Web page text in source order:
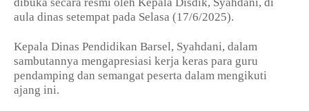
aula dinas setempat pada Selasa (17/6/2025).
Kepala Dinas Pendidikan Barsel, Syahdani, dalam
sambutannya mengapresiasi kerja keras para guru
pendamping dan semangat peserta dalam mengikuti
ajang ini.